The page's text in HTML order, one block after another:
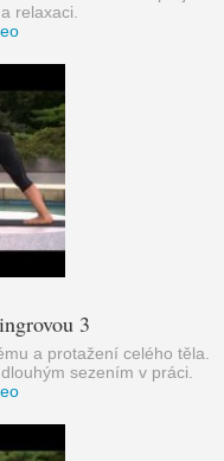
relaxaci.
3
a protažení celého těla.
sezením v práci.